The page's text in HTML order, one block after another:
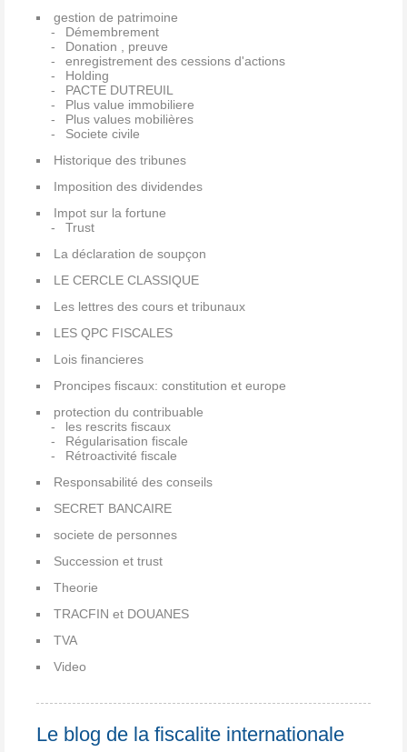
gestion de patrimoine
Démembrement
Donation , preuve
enregistrement des cessions d'actions
Holding
PACTE DUTREUIL
Plus value immobiliere
Plus values mobilières
Societe civile
Historique des tribunes
Imposition des dividendes
Impot sur la fortune
Trust
La déclaration de soupçon
LE CERCLE CLASSIQUE
Les lettres des cours et tribunaux
LES QPC FISCALES
Lois financieres
Proncipes fiscaux: constitution et europe
protection du contribuable
les rescrits fiscaux
Régularisation fiscale
Rétroactivité fiscale
Responsabilité des conseils
SECRET BANCAIRE
societe de personnes
Succession et trust
Theorie
TRACFIN et DOUANES
TVA
Video
Le blog de la fiscalite internationale